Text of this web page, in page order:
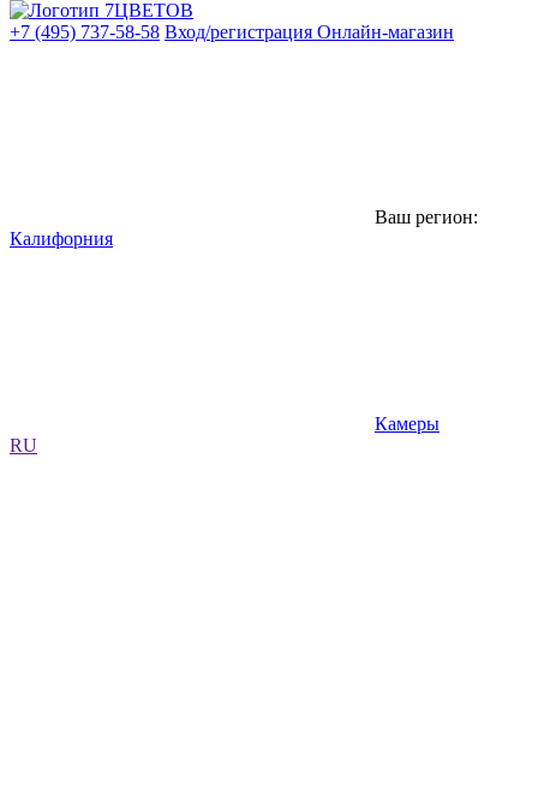
+7 (495) 737-58-58 Вход/регистрация Онлайн-магазин
Ваш регион:
Калифорния
Камеры
RU